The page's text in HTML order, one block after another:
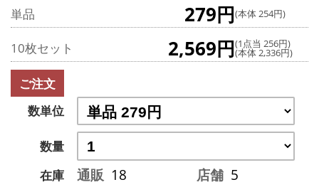
単品 279円(本体 254円)
10枚セット 2,569円(1点当 256円)
(本体 2,336円)
ご注文
数単位
数量
在庫
通販 18 店舗 5